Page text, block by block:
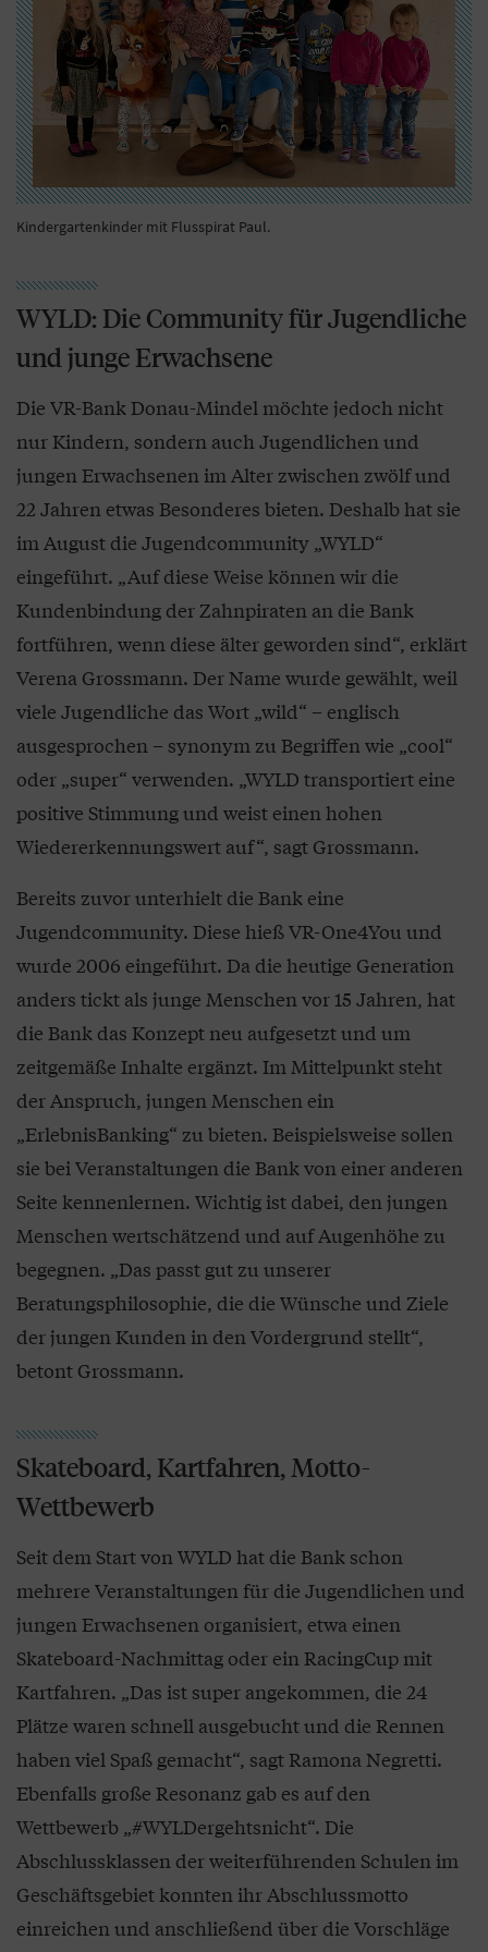
Kindergartenkinder mit Flusspirat Paul.
WYLD: Die Community für Jugendliche
und junge Erwachsene
Die VR-Bank Donau-Mindel möchte jedoch nicht
nur Kindern, sondern auch Jugendlichen und
jungen Erwachsenen im Alter zwischen zwölf und
22 Jahren etwas Besonderes bieten. Deshalb hat sie
im August die Jugendcommunity „WYLD“
eingeführt. „Auf diese Weise können wir die
Kundenbindung der Zahnpiraten an die Bank
fortführen, wenn diese älter geworden sind“, erklärt
Verena Grossmann. Der Name wurde gewählt, weil
viele Jugendliche das Wort „wild“ – englisch
ausgesprochen – synonym zu Begriffen wie „cool“
oder „super“ verwenden. „WYLD transportiert eine
positive Stimmung und weist einen hohen
Wiedererkennungswert auf“, sagt Grossmann.
Bereits zuvor unterhielt die Bank eine
Jugendcommunity. Diese hieß VR-One4You und
wurde 2006 eingeführt. Da die heutige Generation
anders tickt als junge Menschen vor 15 Jahren, hat
die Bank das Konzept neu aufgesetzt und um
zeitgemäße Inhalte ergänzt. Im Mittelpunkt steht
der Anspruch, jungen Menschen ein
„ErlebnisBanking“ zu bieten. Beispielsweise sollen
sie bei Veranstaltungen die Bank von einer anderen
Seite kennenlernen. Wichtig ist dabei, den jungen
Menschen wertschätzend und auf Augenhöhe zu
begegnen. „Das passt gut zu unserer
Beratungsphilosophie, die die Wünsche und Ziele
der jungen Kunden in den Vordergrund stellt“,
betont Grossmann.
Skateboard, Kartfahren, Motto-
Wettbewerb
Seit dem Start von WYLD hat die Bank schon
mehrere Veranstaltungen für die Jugendlichen und
jungen Erwachsenen organisiert, etwa einen
Skateboard-Nachmittag oder ein RacingCup mit
Kartfahren. „Das ist super angekommen, die 24
Plätze waren schnell ausgebucht und die Rennen
haben viel Spaß gemacht“, sagt Ramona Negretti.
Ebenfalls große Resonanz gab es auf den
Wettbewerb „#WYLDergehtsnicht“. Die
Abschlussklassen der weiterführenden Schulen im
Geschäftsgebiet konnten ihr Abschlussmotto
einreichen und anschließend über die Vorschläge